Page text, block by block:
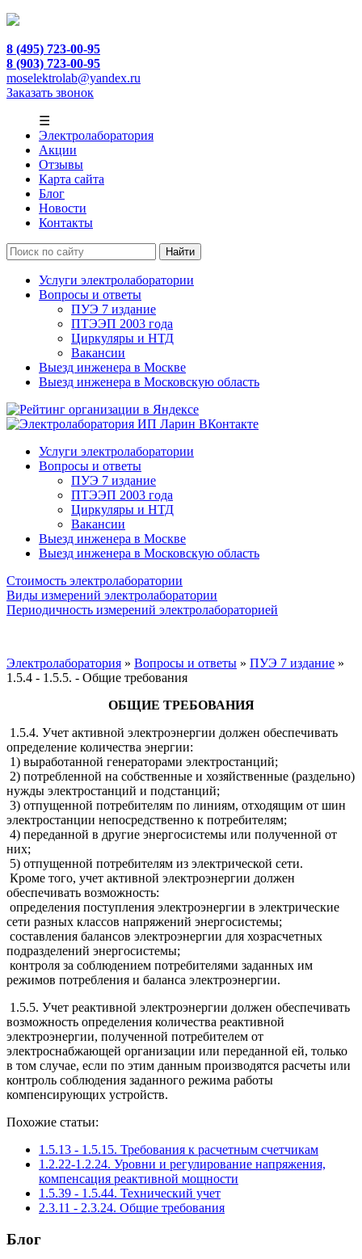
8 (495) 723-00-95
8 (903) 723-00-95
moselektrolab@yandex.ru
Заказать звонок
☰
Электролаборатория
Акции
Отзывы
Карта сайта
Блог
Новости
Контакты
Услуги электролаборатории
Вопросы и ответы
ПУЭ 7 издание
ПТЭЭП 2003 года
Циркуляры и НТД
Вакансии
Выезд инженера в Москве
Выезд инженера в Московскую область
Услуги электролаборатории
Вопросы и ответы
ПУЭ 7 издание
ПТЭЭП 2003 года
Циркуляры и НТД
Вакансии
Выезд инженера в Москве
Выезд инженера в Московскую область
Стоимость электролаборатории
Виды измерений электролаборатории
Периодичность измерений электролабораторией
Электролаборатория » Вопросы и ответы » ПУЭ 7 издание »
1.5.4 - 1.5.5. - Общие требования
ОБЩИЕ ТРЕБОВАНИЯ
1.5.4. Учет активной электроэнергии должен обеспечивать
определение количества энергии:
1) выработанной генераторами электростанций;
2) потребленной на собственные и хозяйственные (раздельно)
нужды электростанций и подстанций;
3) отпущенной потребителям по линиям, отходящим от шин
электростанции непосредственно к потребителям;
4) переданной в другие энергосистемы или полученной от
них;
5) отпущенной потребителям из электрической сети.
Кроме того, учет активной электроэнергии должен
обеспечивать возможность:
определения поступления электроэнергии в электрические
сети разных классов напряжений энергосистемы;
составления балансов электроэнергии для хозрасчетных
подразделений энергосистемы;
контроля за соблюдением потребителями заданных им
режимов потребления и баланса электроэнергии.
1.5.5. Учет реактивной электроэнергии должен обеспечивать
возможность определения количества реактивной
электроэнергии, полученной потребителем от
электроснабжающей организации или переданной ей, только
в том случае, если по этим данным производятся расчеты или
контроль соблюдения заданного режима работы
компенсирующих устройств.
Похожие статьи:
1.5.13 - 1.5.15. Требования к расчетным счетчикам
1.2.22-1.2.24. Уровни и регулирование напряжения,
компенсация реактивной мощности
1.5.39 - 1.5.44. Технический учет
2.3.11 - 2.3.24. Общие требования
Блог